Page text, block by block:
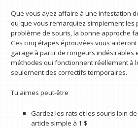
Que vous ayez affaire à une infestation
ou que vous remarquiez simplement les
problème de souris, la bonne approche
Ces cinq étapes éprouvées vous
garage à partir de rongeurs indésirables
méthodes qui fonctionnent réellement à
seulement des correctifs temporaires.
Tu aimes peut-être
Gardez les rats et les souris loin
article simple à 1 $